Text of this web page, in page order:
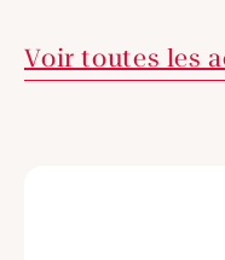
Voir toutes les